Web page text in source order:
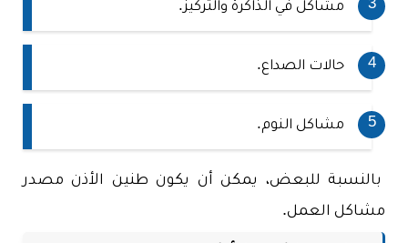
مشاكل في الذاكرة والتركيز.
حالات الصداع.
مشاكل النوم.
بالنسبة للبعض، يمكن أن يكون طنين الأذن مصدر
مشاكل العمل.